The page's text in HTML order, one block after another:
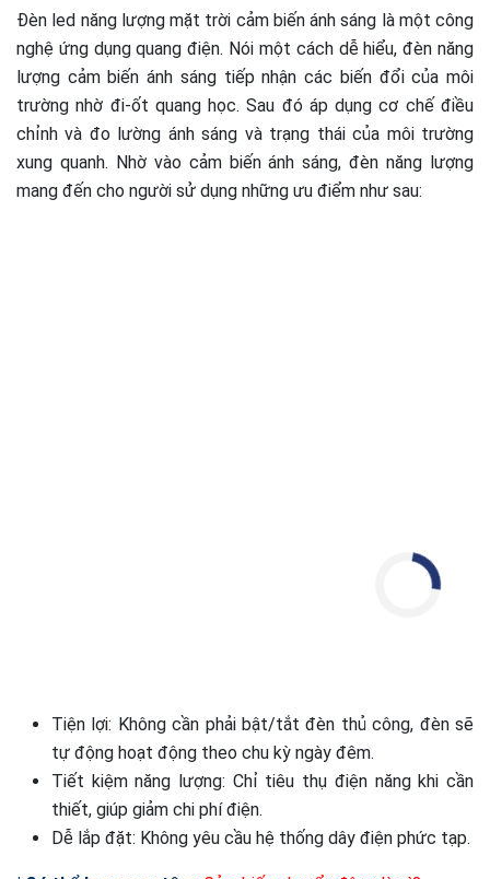
Đèn led năng lượng mặt trời cảm biến ánh sáng là một công
nghệ ứng dụng quang điện. Nói một cách dễ hiểu, đèn năng
lượng cảm biến ánh sáng tiếp nhận các biến đổi của môi
trường nhờ đi-ốt quang học. Sau đó áp dụng cơ chế điều
chỉnh và đo lường ánh sáng và trạng thái của môi trường
xung quanh. Nhờ vào cảm biến ánh sáng, đèn năng lượng
mang đến cho người sử dụng những ưu điểm như sau:
Tiện lợi: Không cần phải bật/tắt đèn thủ công, đèn sẽ
tự động hoạt động theo chu kỳ ngày đêm.
Tiết kiệm năng lượng: Chỉ tiêu thụ điện năng khi cần
thiết, giúp giảm chi phí điện.
Dễ lắp đặt: Không yêu cầu hệ thống dây điện phức tạp.